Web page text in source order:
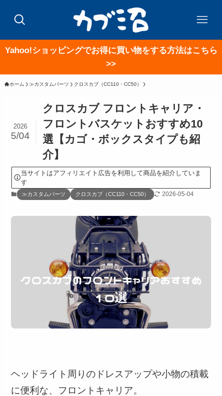
Yahoo!ショッピングでお得に買い物をする方法はこちら
>>
ホーム ≫カスタムパーツ クロスカブ（CC110・CC50）
クロスカブ フロントキャリア・
フロントバスケットおすすめ10
選【カゴ・ボックスタイプも紹
介】
2026
5/04
当サイトはアフィリエイト広告を利用して商品を紹介していま
す
≫カスタムパーツ クロスカブ（CC110・CC50） 2026-05-04
ヘッドライト周りのドレスアップや小物の積載
に便利な、フロントキャリア。